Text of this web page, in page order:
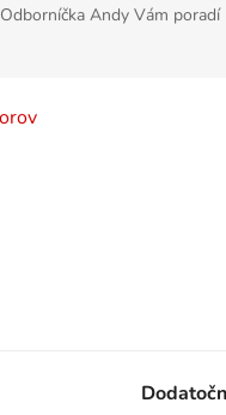
Odborníčka Andy Vám poradí